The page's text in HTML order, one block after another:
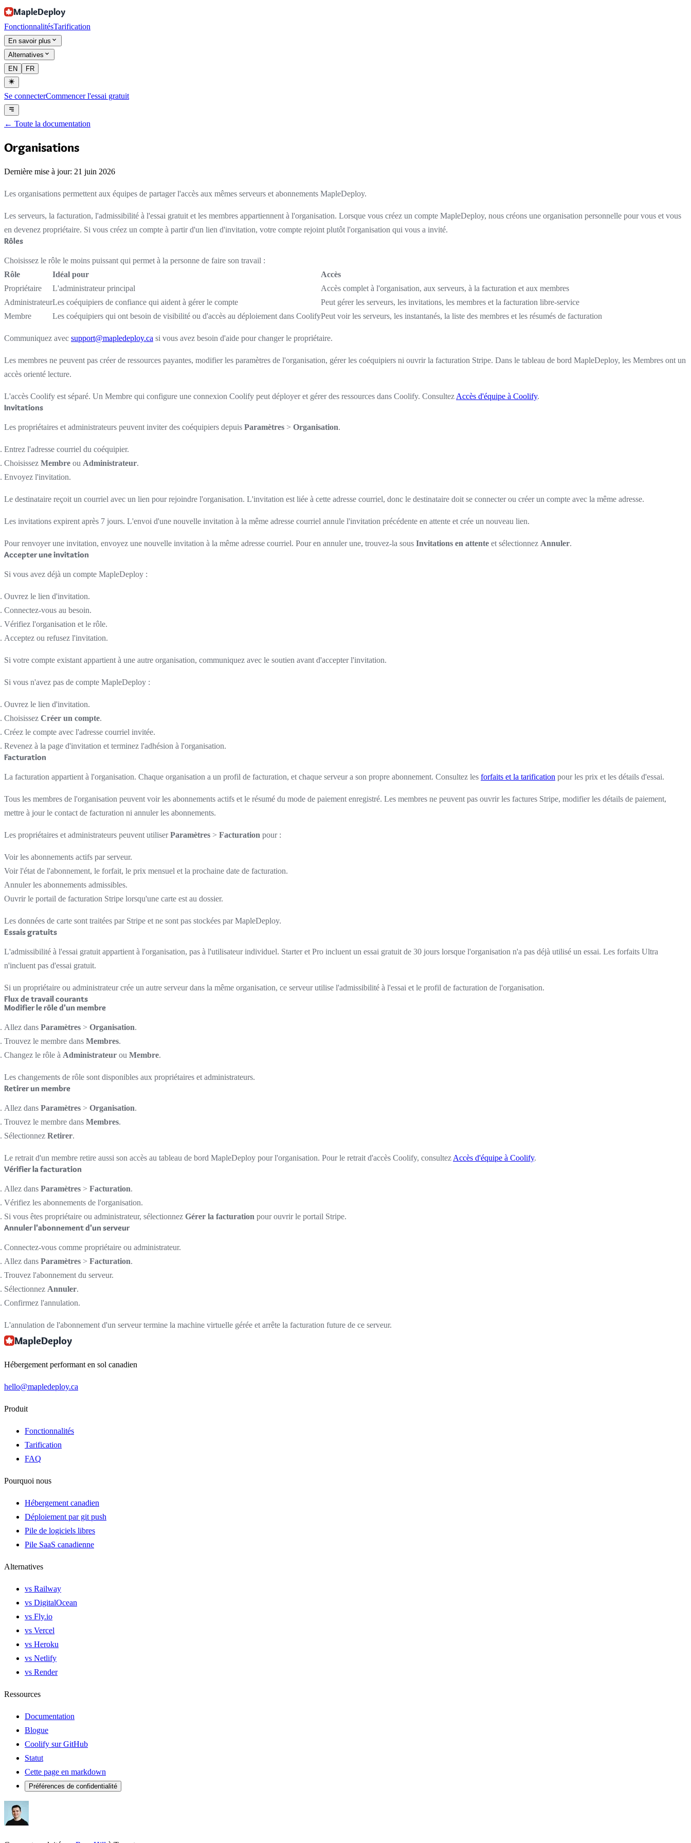
MapleDeploy
FonctionnalitésTarification
En savoir plus
Alternatives
EN
FR
Se connecterCommencer l'essai gratuit
← Toute la documentation
Organisations
Dernière mise à jour: 21 juin 2026
Les organisations permettent aux équipes de partager l'accès aux mêmes serveurs et abonnements MapleDeploy.
Les serveurs, la facturation, l'admissibilité à l'essai gratuit et les membres appartiennent à l'organisation. Lorsque vous créez un compte MapleDeploy, nous créons une organisation personnelle pour vous et vous
en devenez propriétaire. Si vous créez un compte à partir d'un lien d'invitation, votre compte rejoint plutôt l'organisation qui vous a invité.
Rôles
Choisissez le rôle le moins puissant qui permet à la personne de faire son travail :
Rôle
Idéal pour
Accès
Propriétaire
L'administrateur principal
Accès complet à l'organisation, aux serveurs, à la facturation et aux membres
AdministrateurLes coéquipiers de confiance qui aident à gérer le compte
Peut gérer les serveurs, les invitations, les membres et la facturation libre-service
Membre
Les coéquipiers qui ont besoin de visibilité ou d'accès au déploiement dans CoolifyPeut voir les serveurs, les instantanés, la liste des membres et les résumés de facturation
Communiquez avec support@mapledeploy.ca si vous avez besoin d'aide pour changer le propriétaire.
Les membres ne peuvent pas créer de ressources payantes, modifier les paramètres de l'organisation, gérer les coéquipiers ni ouvrir la facturation Stripe. Dans le tableau de bord MapleDeploy, les Membres ont un
accès orienté lecture.
L'accès Coolify est séparé. Un Membre qui configure une connexion Coolify peut déployer et gérer des ressources dans Coolify. Consultez Accès d'équipe à Coolify.
Invitations
Les propriétaires et administrateurs peuvent inviter des coéquipiers depuis Paramètres > Organisation.
Entrez l'adresse courriel du coéquipier.
Choisissez Membre ou Administrateur.
Envoyez l'invitation.
Le destinataire reçoit un courriel avec un lien pour rejoindre l'organisation. L'invitation est liée à cette adresse courriel, donc le destinataire doit se connecter ou créer un compte avec la même adresse.
Les invitations expirent après 7 jours. L'envoi d'une nouvelle invitation à la même adresse courriel annule l'invitation précédente en attente et crée un nouveau lien.
Pour renvoyer une invitation, envoyez une nouvelle invitation à la même adresse courriel. Pour en annuler une, trouvez-la sous Invitations en attente et sélectionnez Annuler.
Accepter une invitation
Si vous avez déjà un compte MapleDeploy :
Ouvrez le lien d'invitation.
Connectez-vous au besoin.
Vérifiez l'organisation et le rôle.
Acceptez ou refusez l'invitation.
Si votre compte existant appartient à une autre organisation, communiquez avec le soutien avant d'accepter l'invitation.
Si vous n'avez pas de compte MapleDeploy :
Ouvrez le lien d'invitation.
Choisissez Créer un compte.
Créez le compte avec l'adresse courriel invitée.
Revenez à la page d'invitation et terminez l'adhésion à l'organisation.
Facturation
La facturation appartient à l'organisation. Chaque organisation a un profil de facturation, et chaque serveur a son propre abonnement. Consultez les forfaits et la tarification pour les prix et les détails d'essai.
Tous les membres de l'organisation peuvent voir les abonnements actifs et le résumé du mode de paiement enregistré. Les membres ne peuvent pas ouvrir les factures Stripe, modifier les détails de paiement,
mettre à jour le contact de facturation ni annuler les abonnements.
Les propriétaires et administrateurs peuvent utiliserParamètres > Facturation pour :
Voir les abonnements actifs par serveur.
Voir l'état de l'abonnement, le forfait, le prix mensuel et la prochaine date de facturation.
Annuler les abonnements admissibles.
Ouvrir le portail de facturation Stripe lorsqu'une carte est au dossier.
Les données de carte sont traitées par Stripe et ne sont pas stockées par MapleDeploy.
Essais gratuits
L'admissibilité à l'essai gratuit appartient à l'organisation, pas à l'utilisateur individuel. Starter et Pro incluent un essai gratuit de 30 jours lorsque l'organisation n'a pas déjà utilisé un essai. Les forfaits Ultra
n'incluent pas d'essai gratuit.
Si un propriétaire ou administrateur crée un autre serveur dans la même organisation, ce serveur utilise l'admissibilité à l'essai et le profil de facturation de l'organisation.
Flux de travail courants
Modifier le rôle d'un membre
Allez dans Paramètres > Organisation.
Trouvez le membre dans Membres.
Changez le rôle à Administrateur ou Membre.
Les changements de rôle sont disponibles aux propriétaires et administrateurs.
Retirer un membre
Allez dans Paramètres > Organisation.
Trouvez le membre dans Membres.
Sélectionnez Retirer.
Le retrait d'un membre retire aussi son accès au tableau de bord MapleDeploy pour l'organisation. Pour le retrait d'accès Coolify, consultez Accès d'équipe à Coolify.
Vérifier la facturation
Allez dans Paramètres > Facturation.
Vérifiez les abonnements de l'organisation.
Si vous êtes propriétaire ou administrateur, sélectionnez Gérer la facturation pour ouvrir le portail Stripe.
Annuler l'abonnement d'un serveur
Connectez-vous comme propriétaire ou administrateur.
Allez dans Paramètres > Facturation.
Trouvez l'abonnement du serveur.
Sélectionnez Annuler.
Confirmez l'annulation.
L'annulation de l'abonnement d'un serveur termine la machine virtuelle gérée et arrête la facturation future de ce serveur.
MapleDeploy
Hébergement performant en sol canadien
hello@mapledeploy.ca
Produit
Fonctionnalités
Tarification
FAQ
Pourquoi nous
Hébergement canadien
Déploiement par git push
Pile de logiciels libres
Pile SaaS canadienne
Alternatives
vs Railway
vs DigitalOcean
vs Fly.io
vs Vercel
vs Heroku
vs Netlify
vs Render
Ressources
Documentation
Blogue
Coolify sur GitHub
Statut
Cette page en markdown
Préférences de confidentialité